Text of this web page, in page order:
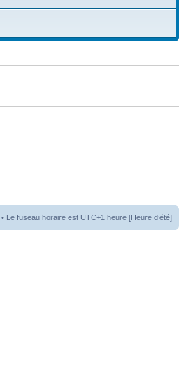
• Le fuseau horaire est UTC+1 heure [Heure d’été]